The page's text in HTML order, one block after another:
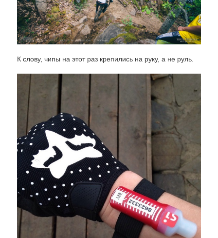
К слову, чипы на этот раз крепились на руку, а не руль.